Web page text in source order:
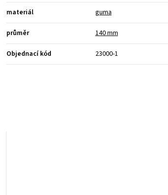
materiál guma
průměr 140 mm
Objednací kód 23000-1